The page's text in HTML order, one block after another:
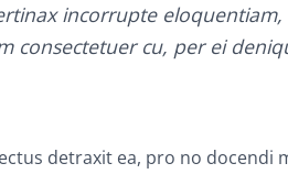
incorrupte
consectetuer cu, per ei
detraxit ea, pro no